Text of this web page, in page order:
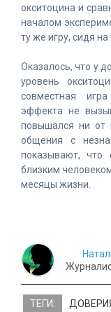
окситоцина и
началом
ту же игру, сидя
Оказалось, что у
уровень
совместная
эффекта не
повышался ни от
общения с
показывают, что
близким
месяцы жизни.
ТЕГИ: